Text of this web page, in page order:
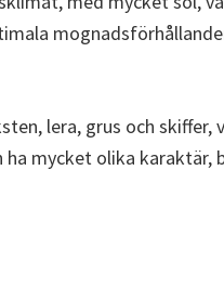
lera, grus och
mycket olika karaktär,